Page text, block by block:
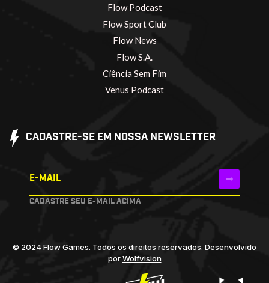
Flow Podcast
Flow Sport Club
Flow News
Flow S.A.
Ciência Sem Fim
Venus Podcast
CADASTRE-SE EM NOSSA NEWSLETTER
E-MAIL
CADASTRE SEU E-MAIL ACIMA
© 2024 Flow Games. Todos os direitos reservados. Desenvolvido
porWolfvision